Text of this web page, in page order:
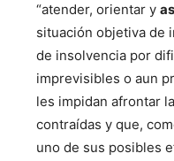
“atender, orientar y
situación objetiva de
de insolvencia por
imprevisibles o aun
les impidan afrontar
contraídas y que,
uno de sus posibles